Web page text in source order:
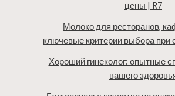
цены | R7
Молоко для ресторанов,
ключевые критерии выбора при
Хороший гинеколог: опытные
вашего